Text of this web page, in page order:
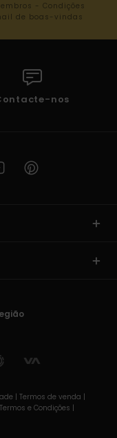
- Condições
de boas-vindas
nos
| Termos de venda |
e Condições |